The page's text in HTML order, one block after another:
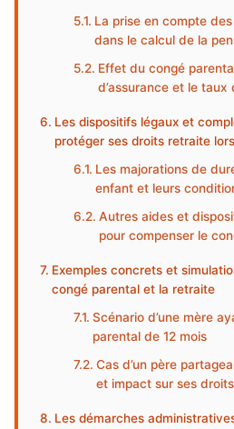
La prise en compte
dans le calcul de la
Effet du congé
d’assurance et le taux
Les dispositifs légaux et
protéger ses droits retraite
Les majorations de
enfant et leurs
Autres aides et
pour compenser le
Exemples concrets et
congé parental et la retraite
Scénario d’une mère
parental de 12 mois
Cas d’un père
et impact sur ses droits
Les démarches